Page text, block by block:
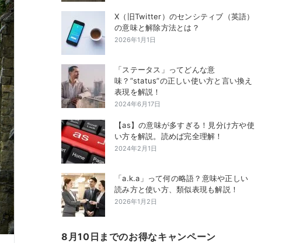
X（旧Twitter）のセンシティブ（英語）
の意味と解除方法とは？
2026年1月1日
「ステータス」ってどんな意
味？”status”の正しい使い方と言い換え
表現を解説！
2024年6月17日
【as】の意味が多すぎる！見分け方や使
い方を解説。読めば完全理解！
2024年2月1日
「a.k.a」って何の略語？意味や正しい
読み方と使い方、類似表現も解説！
2026年1月2日
8月10日までのお得なキャンペーン